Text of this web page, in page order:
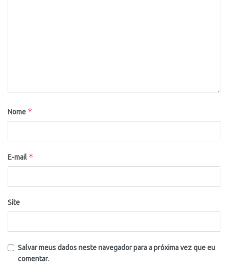
Nome *
E-mail *
Site
Salvar meus dados neste navegador para a próxima vez que eu
comentar.